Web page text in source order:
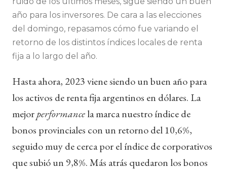
año para los inversores. De cara a las elecciones
del domingo, repasamos cómo fue variando el
retorno de los distintos índices locales de renta
fija a lo largo del año.
Hasta ahora, 2023 viene siendo un buen año para
los activos de renta fija argentinos en dólares. La
mejorperformancela marca nuestro índice de
bonos provinciales con un retorno del 10,6%,
seguido muy de cerca por el índice de corporativos
que subió un 9,8%. Más atrás quedaron los bonos